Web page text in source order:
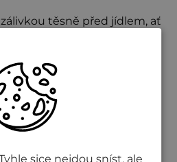
těsně před jídlem, ať
salát
sice nejdou sníst, ale